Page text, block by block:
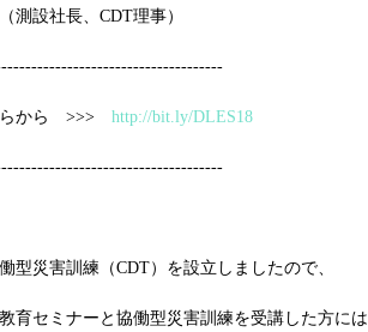
測設社長、CDT理事）
から　>>> http://bit.ly/DLES18
型災害訓練（CDT）を設立しましたので、
育セミナーと協働型災害訓練を受講した方には